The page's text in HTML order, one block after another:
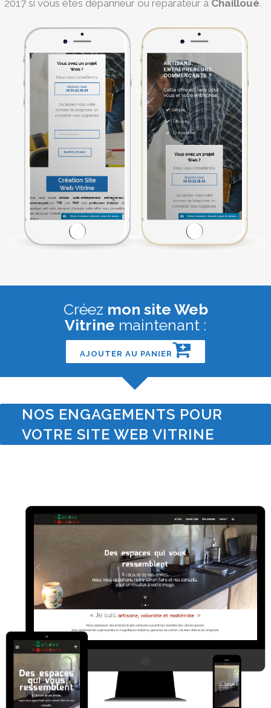
2017 si vous êtes dépanneur ou réparateur à Chailloué.
Créez mon site Web
Vitrine maintenant :
AJOUTER AU PANIER
NOS ENGAGEMENTS POUR
VOTRE SITE WEB VITRINE